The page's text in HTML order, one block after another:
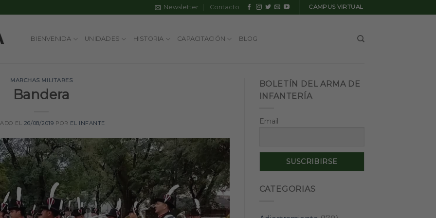
Newsletter Contacto CAMPUS VIRTUAL
BIENVENIDA UNIDADES HISTORIA CAPACITACIÓN BLOG
MARCHAS MILITARES
Bandera
EL 26/08/2019 POR EL INFANTE
BOLETÍN DEL ARMA DE
INFANTERÍA
Email
CATEGORIAS